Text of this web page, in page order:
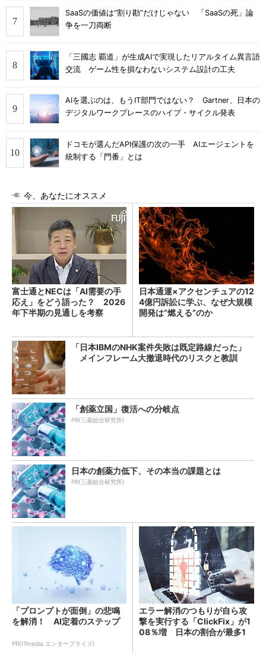
SaaSの価値は“割り勘”だけじゃない 「SaaSの死」論
争を一刀両断
「三國志 覇道」が生成AIで実現したリアルタイム異言語
交流 ゲーム性を損なわないシステム設計の工夫
AIを選ぶのは、もうIT部門ではない？ Gartner、日本の
デジタルワークプレースのハイプ・サイクル発表
ドコモが選んだAPI保護の次の一手 AIエージェントを
統制する「門番」とは
今、あなたにオススメ
富士通とNECは「AI需要の手
応え」をどう語った？ 2026
年下半期の見通しを考察
日本通運×アクセンチュアの12
4億円訴訟に学ぶ、なぜ大規模
開発は“燃える”のか
「日本IBMのNHK案件失敗は既定路線だった」
メインフレーム大撤退時代のリスクと教訓
「創薬立国」復活への分岐点
PR(三菱総合研究所)
日本の創薬力低下、その本当の課題とは
PR(三菱総合研究所)
「プロンプトが面倒」の悲鳴
を解消！ AI定着のステップ
PR(ITmedia エンタープライズ)
エラー解消のつもりが自ら攻
撃を実行する「ClickFix」が1
08％増 日本の割合が最多1